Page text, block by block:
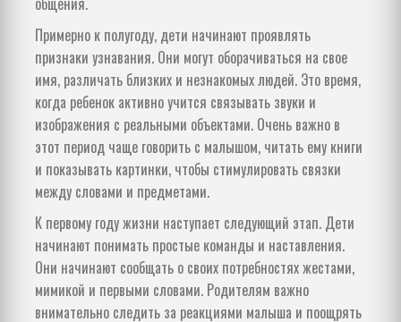
Примерно к полугоду, дети начинают проявлять
признаки узнавания. Они могут оборачиваться на свое
имя, различать близких и незнакомых людей. Это время,
когда ребенок активно учится связывать звуки и
изображения с реальными объектами. Очень важно в
этот период чаще говорить с малышом, читать ему книги
и показывать картинки, чтобы стимулировать связки
между словами и предметами.
К первому году жизни наступает следующий этап. Дети
начинают понимать простые команды и наставления.
Они начинают сообщать о своих потребностях жестами,
мимикой и первыми словами. Родителям важно
внимательно следить за реакциями малыша и поощрять